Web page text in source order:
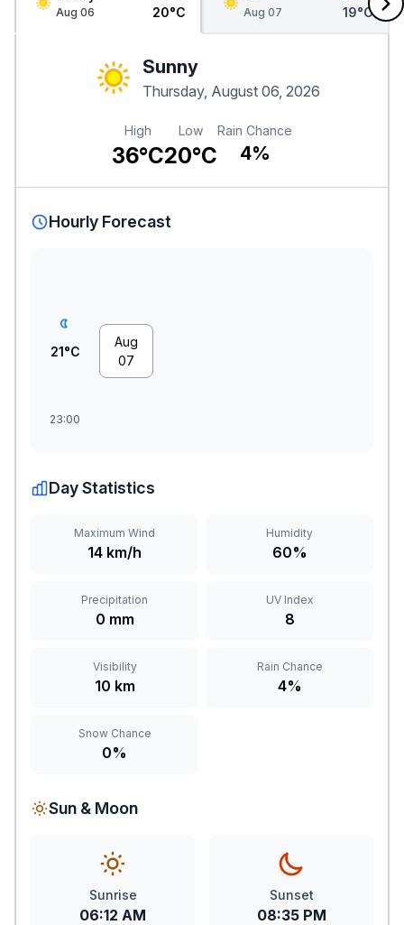
Aug 06
20°C
Aug 07
19°C
Sunny
Thursday, August 06, 2026
High
36°C
Low
20°C
Rain Chance
4%
Hourly Forecast
21°C
23:00
Aug
07
Day Statistics
Maximum Wind
14 km/h
Humidity
60%
Precipitation
0 mm
UV Index
8
Visibility
10 km
Rain Chance
4%
Snow Chance
0%
Sun & Moon
Sunrise
06:12 AM
Sunset
08:35 PM